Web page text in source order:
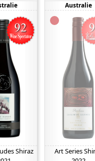
Shiraz
Australie
Art Series